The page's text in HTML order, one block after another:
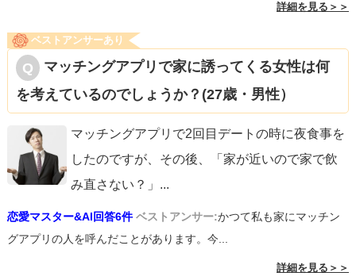
詳細を見る＞＞
ベストアンサーあり
マッチングアプリで家に誘ってくる女性は何
を考えているのでしょうか？(27歳・男性）
マッチングアプリで2回目デートの時に夜食事を
したのですが、その後、「家が近いので家で飲
み直さない？」 ...
恋愛マスター&AI回答6件 ベストアンサー:かつて私も家にマッチン
グアプリの人を呼んだことがあります。今...
詳細を見る＞＞